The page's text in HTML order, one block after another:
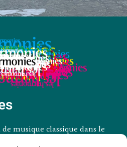
musique classique dans le